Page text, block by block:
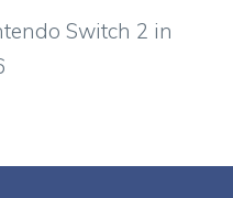
Switch 2 in